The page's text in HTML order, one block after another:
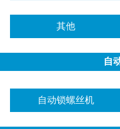
其他
自
自动锁螺丝机